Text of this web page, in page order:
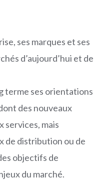
ses marques et ses
d’aujourd’hui et de
terme ses orientations
des nouveaux
services, mais
de distribution ou de
objectifs de
du marché.